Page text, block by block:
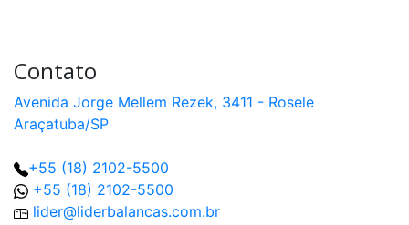
Contato
Avenida Jorge Mellem Rezek, 3411 - Rosele
Araçatuba/SP
+55 (18) 2102-5500
+55 (18) 2102-5500
lider@liderbalancas.com.br